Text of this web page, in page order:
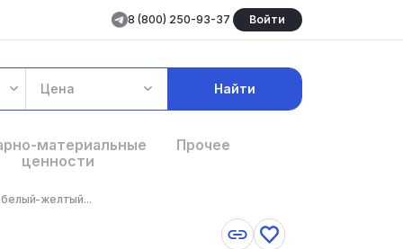
8 (800) 250-93-37 Войти
Цена Найти
материальные
ценности
Прочее
белый-желтый...